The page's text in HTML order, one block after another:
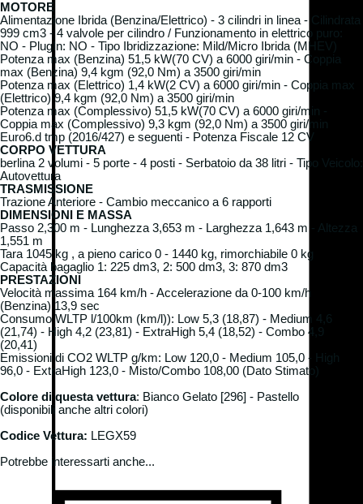
MOTORE
Alimentazione Ibrida (Benzina/Elettrico) - 3 cilindri in linea - Cilindrata
999 cm3 - 4 valvole per cilindro / Funzionamento in elettrico puro:
NO - PlugIn: NO - Tipo Ibridizzazione: Mild/Micro Ibrida (MHEV)
Potenza max (Benzina) 51,5 kW(70 CV) a 6000 giri/min - Coppia
max (Benzina) 9,4 kgm (92,0 Nm) a 3500 giri/min
Potenza max (Elettrico) 1,4 kW(2 CV) a 6000 giri/min - Coppia max
(Elettrico) 9,4 kgm (92,0 Nm) a 3500 giri/min
Potenza max (Complessivo) 51,5 kW(70 CV) a 6000 giri/min -
Coppia max (Complessivo) 9,3 kgm (92,0 Nm) a 3500 giri/min
Euro6.d tmp (2016/427) e seguenti - Potenza Fiscale 12 CV
CORPO VETTURA
berlina 2 volumi - 5 porte - 4 posti - Serbatoio da 38 litri - Tipo Veicolo:
Autovettura
TRASMISSIONE
Trazione Anteriore - Cambio meccanico a 6 rapporti
DIMENSIONI E MASSA
Passo 2,300 m - Lunghezza 3,653 m - Larghezza 1,643 m - Altezza
1,551 m
Tara 1045 kg , a pieno carico 0 - 1440 kg, rimorchiabile 0 kg
Capacità bagaglio 1: 225 dm3, 2: 500 dm3, 3: 870 dm3
PRESTAZIONI
Velocità massima 164 km/h - Accelerazione da 0-100 km/h
(Benzina) 13,9 sec
Consumo WLTP l/100km (km/l)): Low 5,3 (18,87) - Medium 4,6
(21,74) - High 4,2 (23,81) - ExtraHigh 5,4 (18,52) - Combo 4,9
(20,41)
Emissioni di CO2 WLTP g/km: Low 120,0 - Medium 105,0 - High
96,0 - ExtraHigh 123,0 - Misto/Combo 108,00 (Dato Stimato)
Colore d i questa vettura: Bianco Gelato [296] - Pastello
(disponibili anche altri colori)
Codice Vettura: LEGX59
Potrebbe interessarti anche...